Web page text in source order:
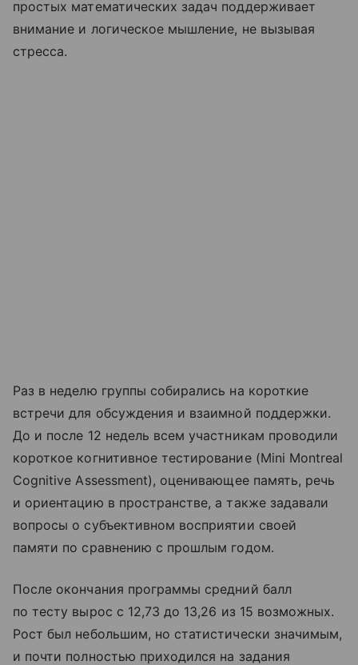
простых математических задач поддерживает
внимание и логическое мышление, не вызывая
стресса.
Раз в неделю группы собирались на короткие
встречи для обсуждения и взаимной поддержки.
До и после 12 недель всем участникам проводили
короткое когнитивное тестирование (Mini Montreal
Cognitive Assessment), оценивающее память, речь
и ориентацию в пространстве, а также задавали
вопросы о субъективном восприятии своей
памяти по сравнению с прошлым годом.
После окончания программы средний балл
по тесту вырос с 12,73 до 13,26 из 15 возможных.
Рост был небольшим, но статистически значимым,
и почти полностью приходился на задания